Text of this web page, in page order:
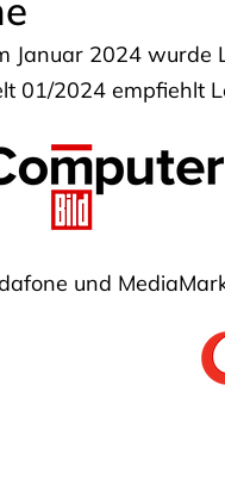
Januar 2024 wurde
01/2024 empfiehlt
und